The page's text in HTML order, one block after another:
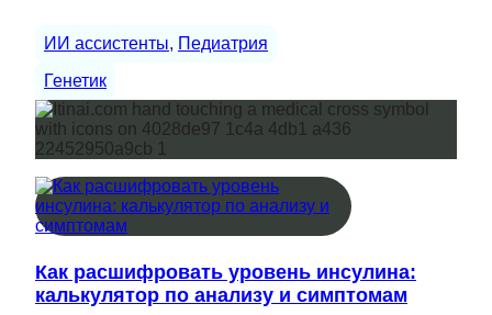
ИИ ассистенты, Педиатрия
Генетик
Как расшифровать уровень инсулина:
калькулятор по анализу и симптомам